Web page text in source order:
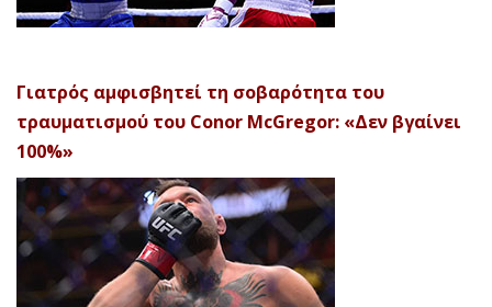
Γιατρός αμφισβητεί τη σοβαρότητα του
τραυματισμού του Conor McGregor: «Δεν βγαίνει
100%»